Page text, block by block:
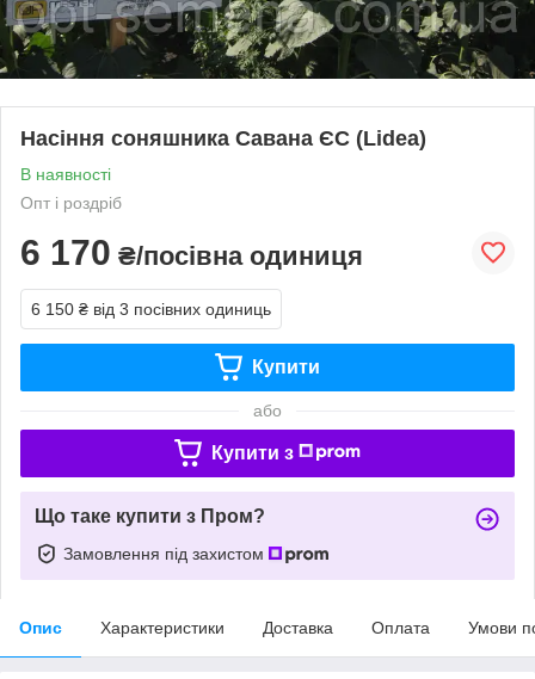
Насіння соняшника Савана ЄС (Lidea)
В наявності
Опт і роздріб
6 170 ₴/посівна одиниця
6 150 ₴ від 3 посівних одиниць
Купити
або
Купити з
Що таке купити з Пром?
Замовлення під захистом
Опис Характеристики Доставка Оплата Умови